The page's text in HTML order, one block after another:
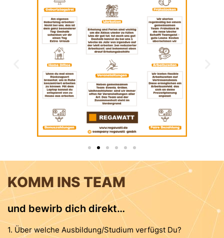
KOMM INS TEAM
und bewirb dich direkt…
1. Über welche Ausbildung/Studium verfügst Du?